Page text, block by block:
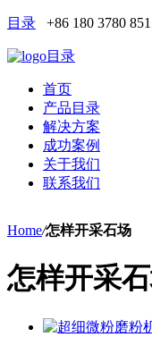
目录 +86 180 3780
目录
首页
产品目录
解决方案
成功案例
关于我们
联系我们
Home/怎样开采石场
怎样开采